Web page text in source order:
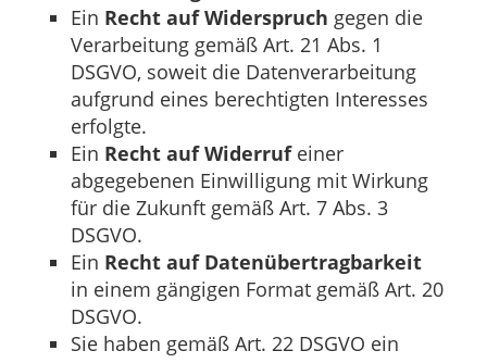
Ein Recht auf Widerspruch gegen die
Verarbeitung gemäß Art. 21 Abs. 1
DSGVO, soweit die Datenverarbeitung
aufgrund eines berechtigten Interesses
erfolgte.
Ein Recht auf Widerrufeiner
abgegebenen Einwilligung mit Wirkung
für die Zukunft gemäß Art. 7 Abs. 3
DSGVO.
Ein Recht auf Datenübertragbarkeit
in einem gängigen Format gemäß Art. 20
DSGVO.
Sie haben gemäß Art. 22 DSGVO ein